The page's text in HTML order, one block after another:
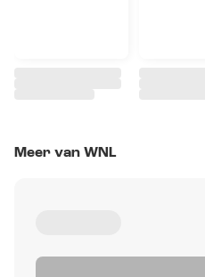
Meer van WNL